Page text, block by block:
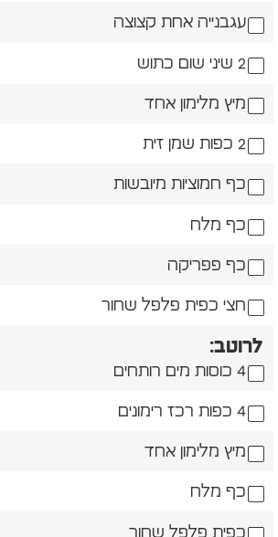
עגבנייה אחת קצוצה
2 שיני שום כתוש
מיץ מלימון אחד
2 כפות שמן זית
כף חמוציות מיובשות
כף מלח
כף פפריקה
חצי כפית פלפל שחור
לרוטב:
4 כוסות מים רותחים
4 כפות רכז רימונים
מיץ מלימון אחד
כף מלח
כפית פלפל שחור